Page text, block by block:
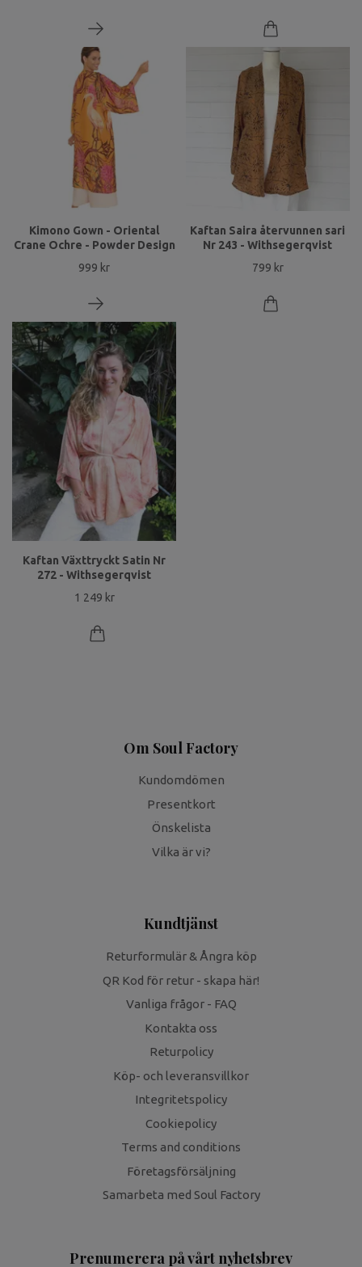
Kimono Gown - Oriental
Crane Ochre - Powder Design
999 kr
Kaftan Saira återvunnen sari
Nr 243 - Withsegerqvist
799 kr
Kaftan Växttryckt Satin Nr
272 - Withsegerqvist
1 249 kr
Om Soul Factory
Kundomdömen
Presentkort
Önskelista
Vilka är vi?
Kundtjänst
Returformulär & Ångra köp
QR Kod för retur - skapa här!
Vanliga frågor - FAQ
Kontakta oss
Returpolicy
Köp- och leveransvillkor
Integritetspolicy
Cookiepolicy
Terms and conditions
Företagsförsäljning
Samarbeta med Soul Factory
Prenumerera på vårt nyhetsbrev